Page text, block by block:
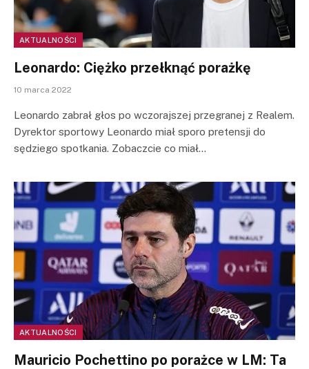
AKTUALNOŚCI
Leonardo: Ciężko przełknąć porażkę
10 marca 2022
Leonardo zabrał głos po wczorajszej przegranej z Realem.
Dyrektor sportowy Leonardo miał sporo pretensji do
sędziego spotkania. Zobaczcie co miał…
AKTUALNOŚCI
Mauricio Pochettino po porażce w LM: Ta